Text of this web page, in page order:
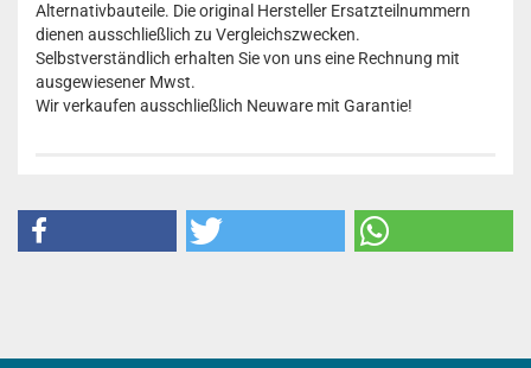
Alternativbauteile. Die original Hersteller Ersatzteilnummern
dienen ausschließlich zu Vergleichszwecken.
Selbstverständlich erhalten Sie von uns eine Rechnung mit
ausgewiesener Mwst.
Wir verkaufen ausschließlich Neuware mit Garantie!